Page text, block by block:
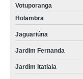
Votuporanga
Holambra
Jaguariúna
Jardim Fernanda
Jardim Itatiaia